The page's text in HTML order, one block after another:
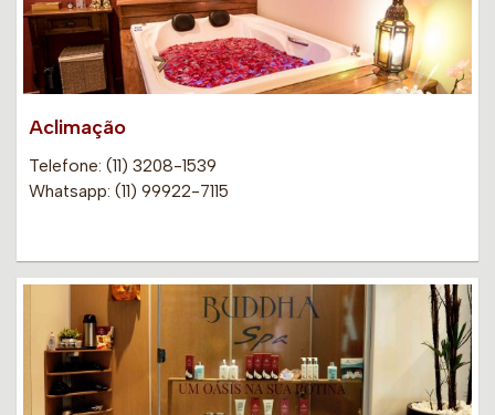
Aclimação
Telefone: (11) 3208-1539
Whatsapp: (11) 99922-7115